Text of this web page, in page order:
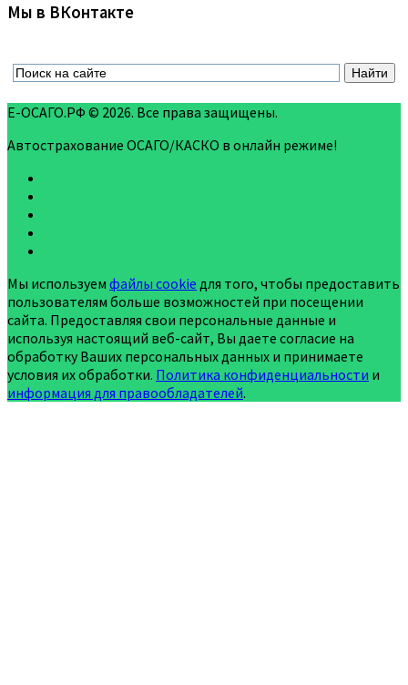
Мы в ВКонтакте
Е-ОСАГО.РФ © 2026. Все права защищены.
Автострахование ОСАГО/КАСКО в онлайн режиме!
Мы используем файлы cookie для того, чтобы предоставить
пользователям больше возможностей при посещении
сайта. Предоставляя свои персональные данные и
используя настоящий веб-сайт, Вы даете согласие на
обработку Ваших персональных данных и принимаете
условия их обработки. Политика конфиденциальности и
информация для правообладателей.